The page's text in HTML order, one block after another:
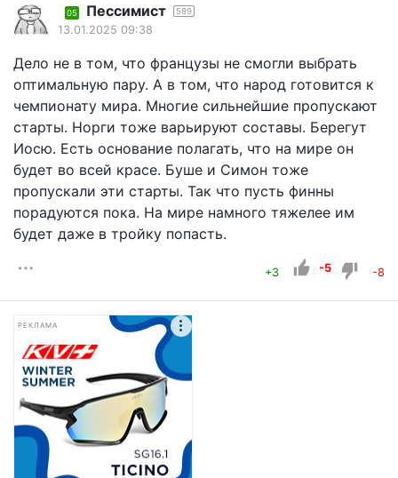
05 Пессимист 589
13.01.2025 09:38
Дело не в том, что французы не смогли выбрать
оптимальную пару. А в том, что народ готовится к
чемпионату мира. Многие сильнейшие пропускают
старты. Норги тоже варьируют составы. Берегут
Иосю. Есть основание полагать, что на мире он
будет во всей красе. Буше и Симон тоже
пропускали эти старты. Так что пусть финны
порадуются пока. На мире намного тяжелее им
будет даже в тройку попасть.
+3 -5 -8
РЕКЛАМА